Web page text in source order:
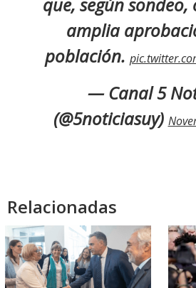
que, según
amplia
población.
— Canal 5
(@5noticiasuy)
Relacionadas